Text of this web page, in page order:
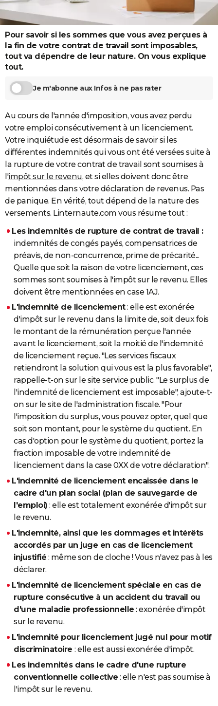
Destinations
City break
Voyage nature
Voyage de noces
Forum
Climat
+
PHOTO
GUIDES D'ACHAT
CARTE DE VOEUX
Carte de Noël
Carte Bonne année
Carte Saint-Valentin
Carte Pâques
Carte d'anniversaire
DICTIONNAIRE
PROGRAMME TV
COPAINS D'AVANT
S'inscrire
Se connecter
Lycées
Collèges
Primaires
Universités
Entreprises
Service militaire
Avis de recherche
AVIS DE DÉCÈS
FORUM
Bricolage
Lifestyle
Culture
Sport
Auto
Television
Voyage
Cinema
Pour savoir si les sommes que vous avez perçues à
la fin de votre contrat de travail sont imposables,
tout va dépendre de leur nature. On vous explique
tout.
Je m'abonne aux Infos à ne pas rater
Au cours de l'année d'imposition, vous avez perdu
votre emploi consécutivement à un licenciement.
Votre inquiétude est désormais de savoir si les
différentes indemnités qui vous ont été versées suite à
la rupture de votre contrat de travail sont soumises à
l'impôt sur le revenu, et si elles doivent donc être
mentionnées dans votre déclaration de revenus. Pas
de panique. En vérité, tout dépend de la nature des
versements. Linternaute.com vous résume tout :
Les indemnités de rupture de contrat de travail :
indemnités de congés payés, compensatrices de
préavis, de non-concurrence, prime de précarité...
Quelle que soit la raison de votre licenciement, ces
sommes sont soumises à l'impôt sur le revenu. Elles
doivent être mentionnées en case 1AJ.
L'indemnité de licenciement: elle est exonérée
d'impôt sur le revenu dans la limite de, soit deux fois
le montant de la rémunération perçue l'année
avant le licenciement, soit la moitié de l'indemnité
de licenciement reçue. "Les services fiscaux
retiendront la solution qui vous est la plus favorable",
rappelle-t-on sur le site service public. "Le surplus de
l'indemnité de licenciement est imposable", ajoute-t-
on sur le site de l'administration fiscale. "Pour
l'imposition du surplus, vous pouvez opter, quel que
soit son montant, pour le système du quotient. En
cas d'option pour le système du quotient, portez la
fraction imposable de votre indemnité de
licenciement dans la case 0XX de votre déclaration".
L'indemnité de licenciement encaissée dans le
cadre d'un plan social (plan de sauvegarde de
l'emploi) : elle est totalement exonérée d'impôt sur
le revenu.
L'indemnité, ainsi que les dommages et intérêts
accordés par un juge en cas de licenciement
injustifié : même son de cloche ! Vous n'avez pas à les
déclarer.
L'indemnité de licenciement spéciale en cas de
rupture consécutive à un accident du travail ou
d'une maladie professionnelle : exonérée d'impôt
sur le revenu.
L'indemnité pour licenciement jugé nul pour motif
discriminatoire : elle est aussi exonérée d'impôt.
Les indemnités dans le cadre d'une rupture
conventionnelle collective : elle n'est pas soumise à
l'impôt sur le revenu.